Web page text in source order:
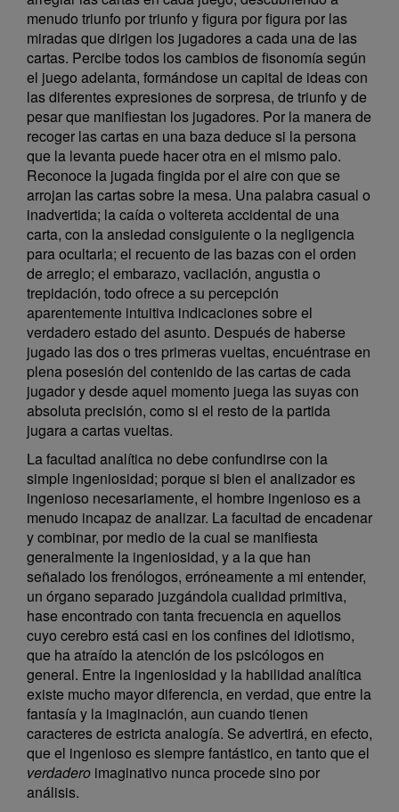
menudo triunfo por triunfo y figura por figura por las
miradas que dirigen los jugadores a cada una de las
cartas. Percibe todos los cambios de fisonomía según
el juego adelanta, formándose un capital de ideas con
las diferentes expresiones de sorpresa, de triunfo y de
pesar que manifiestan los jugadores. Por la manera de
recoger las cartas en una baza deduce si la persona
que la levanta puede hacer otra en el mismo palo.
Reconoce la jugada fingida por el aire con que se
arrojan las cartas sobre la mesa. Una palabra casual o
inadvertida; la caída o voltereta accidental de una
carta, con la ansiedad consiguiente o la negligencia
para ocultarla; el recuento de las bazas con el orden
de arreglo; el embarazo, vacilación, angustia o
trepidación, todo ofrece a su percepción
aparentemente intuitiva indicaciones sobre el
verdadero estado del asunto. Después de haberse
jugado las dos o tres primeras vueltas, encuéntrase en
plena posesión del contenido de las cartas de cada
jugador y desde aquel momento juega las suyas con
absoluta precisión, como si el resto de la partida
jugara a cartas vueltas.
La facultad analítica no debe confundirse con la
simple ingeniosidad; porque si bien el analizador es
ingenioso necesariamente, el hombre ingenioso es a
menudo incapaz de analizar. La facultad de encadenar
y combinar, por medio de la cual se manifiesta
generalmente la ingeniosidad, y a la que han
señalado los frenólogos, erróneamente a mi entender,
un órgano separado juzgándola cualidad primitiva,
hase encontrado con tanta frecuencia en aquellos
cuyo cerebro está casi en los confines del idiotismo,
que ha atraído la atención de los psicólogos en
general. Entre la ingeniosidad y la habilidad analítica
existe mucho mayor diferencia, en verdad, que entre la
fantasía y la imaginación, aun cuando tienen
caracteres de estricta analogía. Se advertirá, en efecto,
que el ingenioso es siempre fantástico, en tanto que el
verdadero imaginativo nunca procede sino por
análisis.